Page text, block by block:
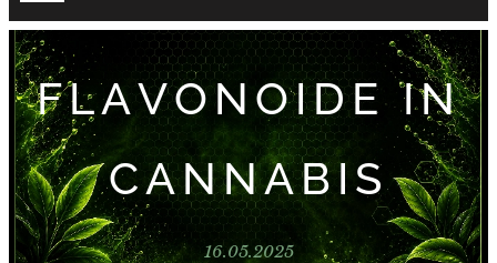
FLAVONOIDE IN
CANNABIS
16.05.2025